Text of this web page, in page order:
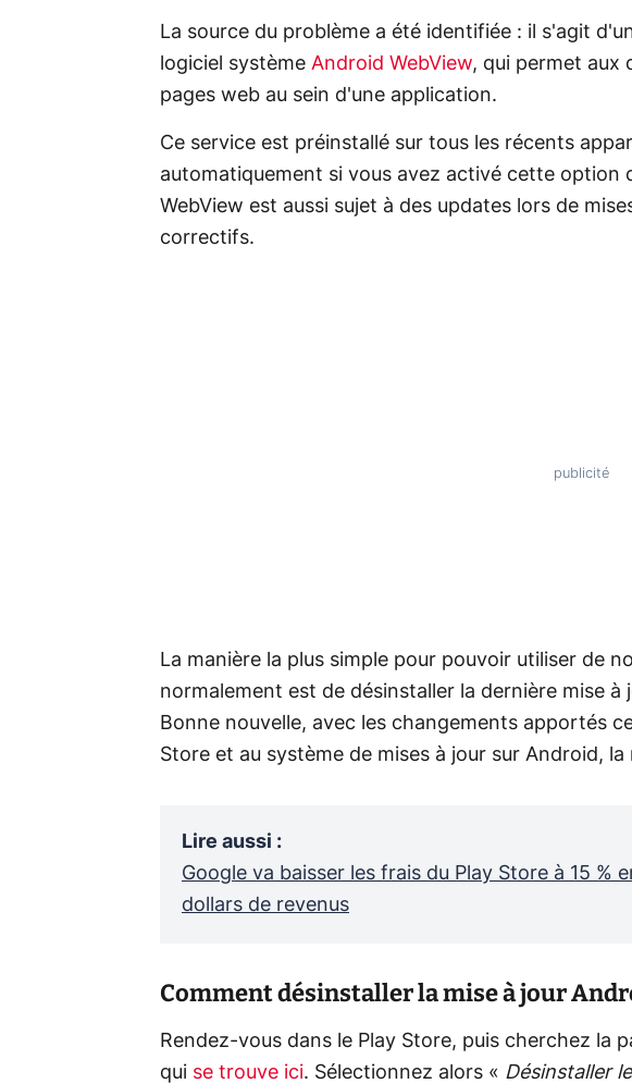
La source du problème a été identifiée : il s'agit
logiciel système Android WebView, qui permet aux
pages web au sein d'une application.
Ce service est préinstallé sur tous les récents
automatiquement si vous avez activé cette option
WebView est aussi sujet à des updates lors de
correctifs.
La manière la plus simple pour pouvoir utiliser de
normalement est de désinstaller la dernière mise à
Bonne nouvelle, avec les changements apportés
Store et au système de mises à jour sur Android,
Lire aussi :
Google va baisser les frais du Play Store à 15 %
dollars de revenus
Comment désinstaller la mise à jour
Rendez-vous dans le Play Store, puis cherchez la
qui se trouve ici. Sélectionnez alors « Désinstaller